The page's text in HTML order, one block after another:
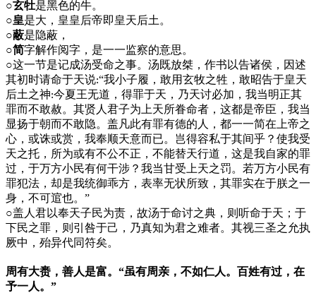
○玄牡是黑色的牛。
○皇是大，皇皇后帝即皇天后土。
○蔽是隐蔽，
○简字解作阅字，是一一监察的意思。
○这一节是记成汤受命之事。汤既放桀，作书以告诸侯，因述
其初时请命于天说:“我小子履，敢用玄牧之牲，敢昭告于皇天
后土之神:今夏王无道，得罪于天，乃天讨必加，我当明正其
罪而不敢赦。其贤人君子为上天所眷命者，这都是帝臣，我当
显扬于朝而不敢隐。盖凡此有罪有德的人，都一一简在上帝之
心，或诛或赏，我奉顺天意而已。岂得容私于其间乎？使我受
天之托，所为或有不公不正，不能替天行道，这是我自家的罪
过，于万方小民有何干涉？我当甘受上天之罚。若万方小民有
罪犯法，却是我统御乖方，表率无状所致，其罪实在于朕之一
身，不可逭也。”
○盖人君以奉天子民为责，故汤于命讨之典，则听命于天；于
下民之罪，则引咎于己，乃真知为君之难者。其视三圣之允执
厥中，殆异代同符矣。
周有大赉，善人是富。“虽有周亲，不如仁人。百姓有过，在
予一人。”